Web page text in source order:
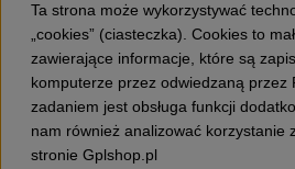
ochronna, Wykaszarki, Podkaszarki,
Kultywatory, Dmuchawy,
Odkurzacz, Przecinarki, Siekiery,
Smary, Pojemniki, Zabawki
Ta strona może wykorzystywać
„cookies” (ciasteczka). Cookies to
zawierające informacje, które są
komputerze przez odwiedzaną przez
zadaniem jest obsługa funkcji
nam również analizować korzystanie
stronie Gplshop.pl